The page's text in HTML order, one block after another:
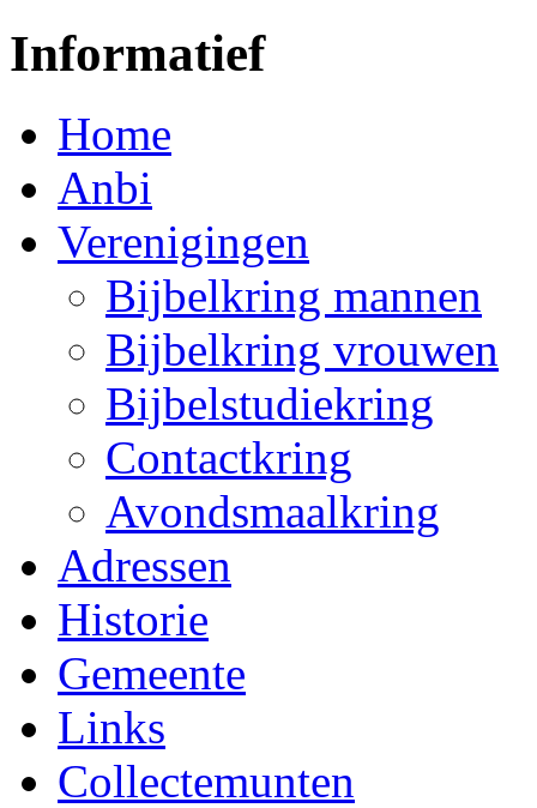
Informatief
Home
Anbi
Verenigingen
Bijbelkring mannen
Bijbelkring vrouwen
Bijbelstudiekring
Contactkring
Avondsmaalkring
Adressen
Historie
Gemeente
Links
Collectemunten